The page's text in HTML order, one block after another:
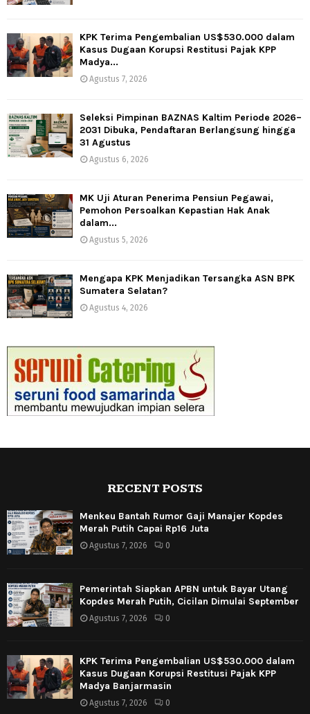
KPK Terima Pengembalian US$530.000 dalam
Kasus Dugaan Korupsi Restitusi Pajak KPP
Madya...
Agustus 7, 2026
Seleksi Pimpinan BAZNAS Kaltim Periode 2026–
2031 Dibuka, Pendaftaran Berlangsung hingga
31 Agustus
Agustus 6, 2026
MK Uji Aturan Penerima Pensiun Pegawai,
Pemohon Persoalkan Kepastian Hak Anak
dalam...
Agustus 5, 2026
Mengapa KPK Menjadikan Tersangka ASN BPK
Sumatera Selatan?
Agustus 4, 2026
RECENT POSTS
Menkeu Bantah Rumor Gaji Manajer Kopdes
Merah Putih Capai Rp16 Juta
Agustus 7, 2026 0
Pemerintah Siapkan APBN untuk Bayar Utang
Kopdes Merah Putih, Cicilan Dimulai September
Agustus 7, 2026 0
KPK Terima Pengembalian US$530.000 dalam
Kasus Dugaan Korupsi Restitusi Pajak KPP
Madya Banjarmasin
Agustus 7, 2026 0